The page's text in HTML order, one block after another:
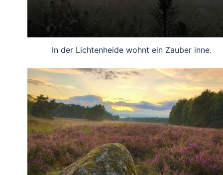
In der Lichtenheide wohnt ein Zauber inne.